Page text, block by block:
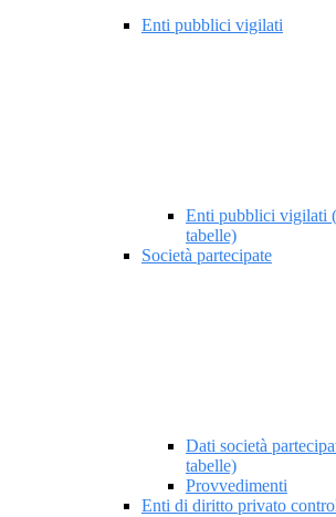
Enti pubblici vigilati
Enti pubblici vigilati
tabelle)
Società partecipate
Dati società
tabelle)
Provvedimenti
Enti di diritto privato